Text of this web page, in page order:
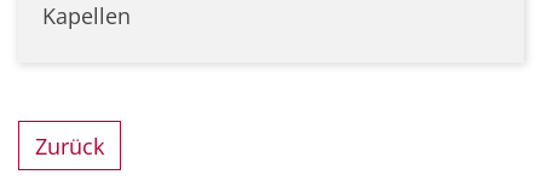
Kapellen
Zurück